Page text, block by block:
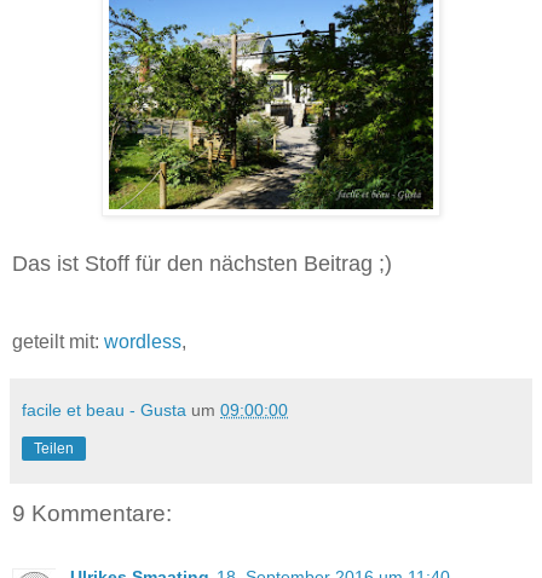
Das ist Stoff für den nächsten Beitrag ;)
geteilt mit: wordless,
facile et beau - Gusta um 09:00:00
Teilen
9 Kommentare: